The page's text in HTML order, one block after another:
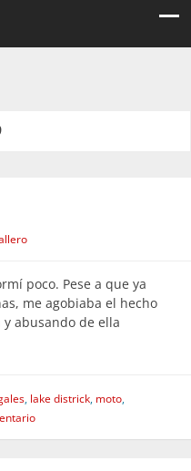
poco. Pese a que ya
me agobiaba el hecho
abusando de ella
, lake districk, moto,